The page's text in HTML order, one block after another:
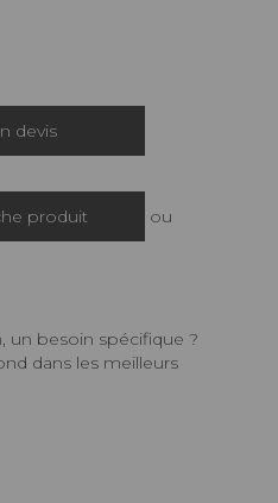
devis
produit ou
un besoin spécifique ?
dans les meilleurs